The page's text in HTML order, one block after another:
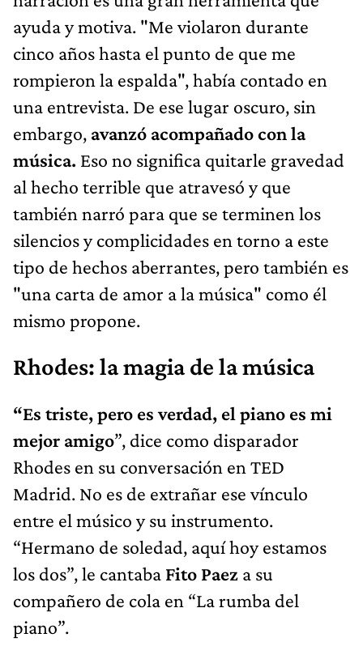
ayuda y motiva. "Me violaron durante
cinco años hasta el punto de que me
rompieron la espalda", había contado en
una entrevista. De ese lugar oscuro, sin
embargo, avanzó acompañado con la
música. Eso no significa quitarle gravedad
al hecho terrible que atravesó y que
también narró para que se terminen los
silencios y complicidades en torno a este
tipo de hechos aberrantes, pero también es
"una carta de amor a la música" como él
mismo propone.
Rhodes: la magia de la música
“Es triste, pero es verdad, el piano es mi
mejor amigo”, dice como disparador
Rhodes en su conversación en TED
Madrid. No es de extrañar ese vínculo
entre el músico y su instrumento.
“Hermano de soledad, aquí hoy estamos
los dos”, le cantaba Fito Paez a su
compañero de cola en “La rumba del
piano”.